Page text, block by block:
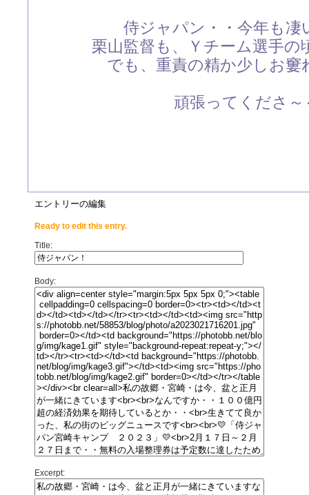
侍ジャパン・・今年も凄
栗山監督も、Ｙチーム選手の
でも、重責の精か少しお窶
頑張ってくださ～
エントリーの編集
Ready to edit this entry.
Title:
Body:
Excerpt: